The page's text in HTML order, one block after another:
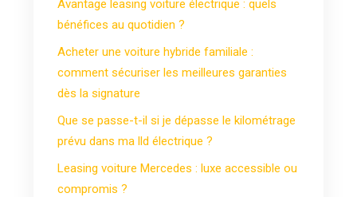
Avantage leasing voiture électrique : quels
bénéfices au quotidien ?
Acheter une voiture hybride familiale :
comment sécuriser les meilleures garanties
dès la signature
Que se passe-t-il si je dépasse le kilométrage
prévu dans ma lld électrique ?
Leasing voiture Mercedes : luxe accessible ou
compromis ?